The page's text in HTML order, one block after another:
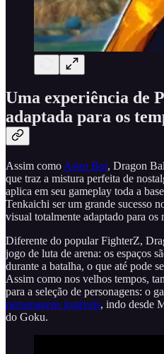
Uma experiência de
adaptada para os
Assim como Astro Bot, Dragon
que traz a mistura perfeita de
aplica em seu gameplay toda a
Tenkaichi ser um grande sucesso
visual totalmente adaptado para os
Diferente do popular FighterZ,
jogo de luta de arena: os espaços
durante a batalha, o que até pode
Assim como nos velhos tempos,
para a seleção de personagens: o
personagens jogáveis, indo desde
do Goku.